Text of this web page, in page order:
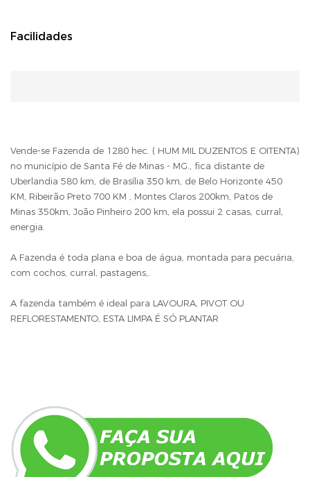
Facilidades
Vende-se Fazenda de 1280 hec. ( HUM MIL DUZENTOS E OITENTA)
no município de Santa Fé de Minas - MG., fica distante de
Uberlandia 580 km, de Brasília 350 km, de Belo Horizonte 450
KM, Ribeirão Preto 700 KM , Montes Claros 200km, Patos de
Minas 350km, João Pinheiro 200 km, ela possui 2 casas, curral,
energia.
A Fazenda é toda plana e boa de água, montada para pecuária,
com cochos, curral, pastagens,.
A fazenda também é ideal para LAVOURA, PIVOT OU
REFLORESTAMENTO, ESTA LIMPA É SÓ PLANTAR